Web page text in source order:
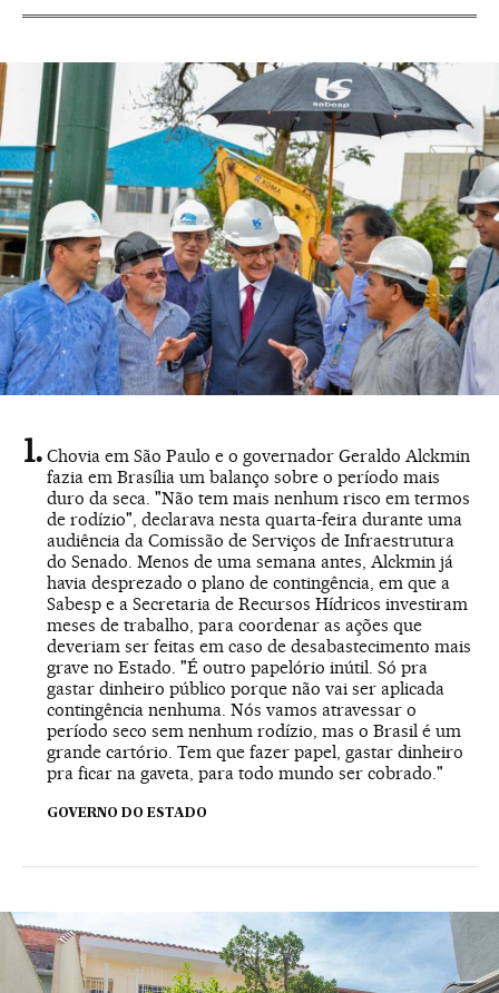
Chovia em São Paulo e o governador Geraldo Alckmin
fazia em Brasília um balanço sobre o período mais
duro da seca. "Não tem mais nenhum risco em termos
de rodízio", declarava nesta quarta-feira durante uma
audiência da Comissão de Serviços de Infraestrutura
do Senado. Menos de uma semana antes, Alckmin já
havia desprezado o plano de contingência, em que a
Sabesp e a Secretaria de Recursos Hídricos investiram
meses de trabalho, para coordenar as ações que
deveriam ser feitas em caso de desabastecimento mais
grave no Estado. "É outro papelório inútil. Só pra
gastar dinheiro público porque não vai ser aplicada
contingência nenhuma. Nós vamos atravessar o
período seco sem nenhum rodízio, mas o Brasil é um
grande cartório. Tem que fazer papel, gastar dinheiro
pra ficar na gaveta, para todo mundo ser cobrado."
GOVERNO DO ESTADO